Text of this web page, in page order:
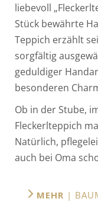
liebevoll
Stück bewährte
Teppich erzählt
sorgfältig
geduldiger
besonderen
Ob in der Stube,
Fleckerlteppich
Natürlich,
auch bei Oma
MEHR |